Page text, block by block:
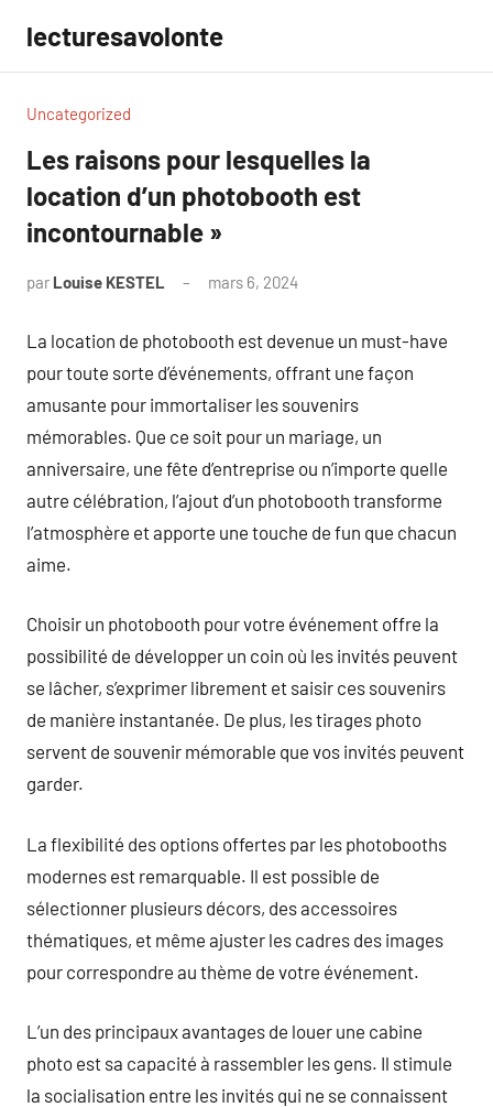
contenu
lecturesavolonte
Uncategorized
Les raisons pour lesquelles la
location d’un photobooth est
incontournable »
par Louise KESTEL mars 6, 2024
La location de photobooth est devenue un must-have
pour toute sorte d’événements, offrant une façon
amusante pour immortaliser les souvenirs
mémorables. Que ce soit pour un mariage, un
anniversaire, une fête d’entreprise ou n’importe quelle
autre célébration, l’ajout d’un photobooth transforme
l’atmosphère et apporte une touche de fun que chacun
aime.
Choisir un photobooth pour votre événement offre la
possibilité de développer un coin où les invités peuvent
se lâcher, s’exprimer librement et saisir ces souvenirs
de manière instantanée. De plus, les tirages photo
servent de souvenir mémorable que vos invités peuvent
garder.
La flexibilité des options offertes par les photobooths
modernes est remarquable. Il est possible de
sélectionner plusieurs décors, des accessoires
thématiques, et même ajuster les cadres des images
pour correspondre au thème de votre événement.
L’un des principaux avantages de louer une cabine
photo est sa capacité à rassembler les gens. Il stimule
la socialisation entre les invités qui ne se connaissent